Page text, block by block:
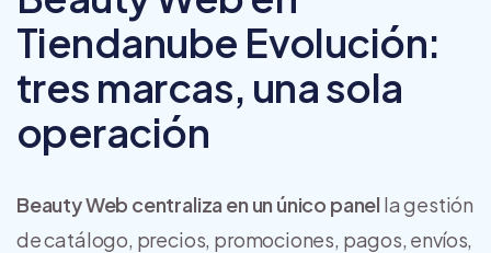
Tiendanube Evolución:
tres marcas, una sola
operación
Beauty Web centraliza en un único panel la gestión
de catálogo, precios, promociones, pagos, envíos,